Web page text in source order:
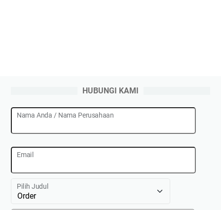
HUBUNGI KAMI
Nama Anda / Nama Perusahaan
Email
Pilih Judul